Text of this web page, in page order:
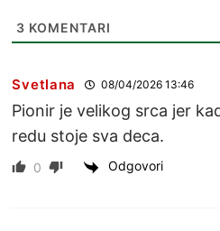
3 KOMENTARI
Svetlana 08/04/2026 13:46
Pionir je velikog srca jer
redu stoje sva deca.
0 Odgovori